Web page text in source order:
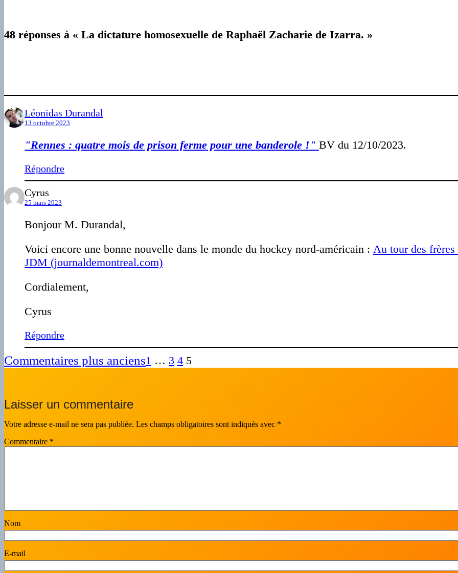
48 réponses à « La dictature homosexuelle de Raphaël Zacharie de Izarra. »
Léonidas Durandal
13 octobre 2023
"Rennes : quatre mois de prison ferme pour une banderole !" BV du 12/10/2023.
Répondre
Cyrus
25 mars 2023
Bonjour M. Durandal,
Voici encore une bonne nouvelle dans le monde du hockey nord-américain : Au tour des
JDM (journaldemontreal.com)
Cordialement,
Cyrus
Répondre
Commentaires plus anciens1 … 3 4 5
Laisser un commentaire
Votre adresse e-mail ne sera pas publiée. Les champs obligatoires sont indiqués avec *
Commentaire *
Nom
E-mail